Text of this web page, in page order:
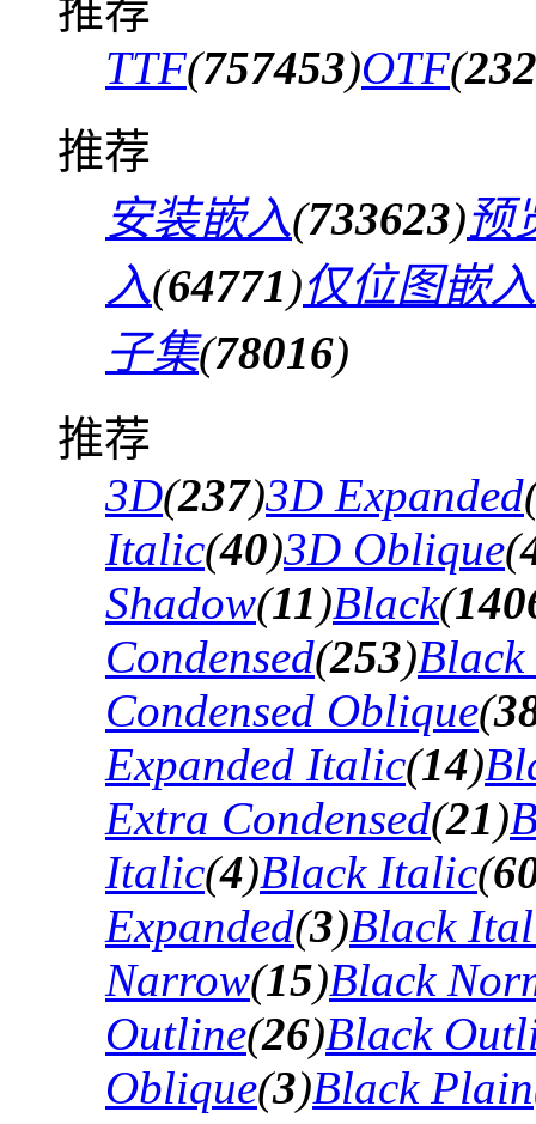
推荐
TTF(757453)OTF(
推荐
安装嵌入(733623)预
入(64771)仅位图嵌入
子集(78016)
推荐
3D(237)3D Expanded
Italic(40)3D Oblique(
Shadow(11)Black(
Condensed(253)Black
Condensed Oblique(
Expanded Italic(14)
Extra Condensed(21)
Italic(4)Black Italic(
Expanded(3)Black
Narrow(15)Black
Outline(26)Black
Oblique(3)Black Plain